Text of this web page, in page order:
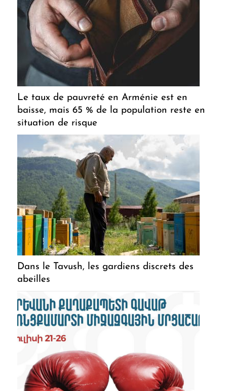
Le taux de pauvreté en Arménie est en
baisse, mais 65 % de la population reste en
situation de risque
Dans le Tavush, les gardiens discrets des
abeilles